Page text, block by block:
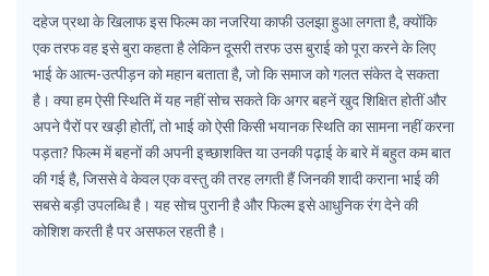
दहेज प्रथा के खिलाफ इस फिल्म का नजरिया काफी उलझा हुआ लगता है, क्योंकि
एक तरफ वह इसे बुरा कहता है लेकिन दूसरी तरफ उस बुराई को पूरा करने के लिए
भाई के आत्म-उत्पीड़न को महान बताता है, जो कि समाज को गलत संकेत दे सकता
है। क्या हम ऐसी स्थिति में यह नहीं सोच सकते कि अगर बहनें खुद शिक्षित होतीं और
अपने पैरों पर खड़ी होतीं, तो भाई को ऐसी किसी भयानक स्थिति का सामना नहीं करना
पड़ता? फिल्म में बहनों की अपनी इच्छाशक्ति या उनकी पढ़ाई के बारे में बहुत कम बात
की गई है, जिससे वे केवल एक वस्तु की तरह लगती हैं जिनकी शादी कराना भाई की
सबसे बड़ी उपलब्धि है। यह सोच पुरानी है और फिल्म इसे आधुनिक रंग देने की
कोशिश करती है पर असफल रहती है।